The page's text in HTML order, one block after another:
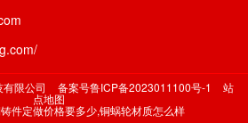
限公司 备案号鲁ICP备2023011100号-1 站
点地图
件定做价格要多少,铜蜗轮材质怎么样